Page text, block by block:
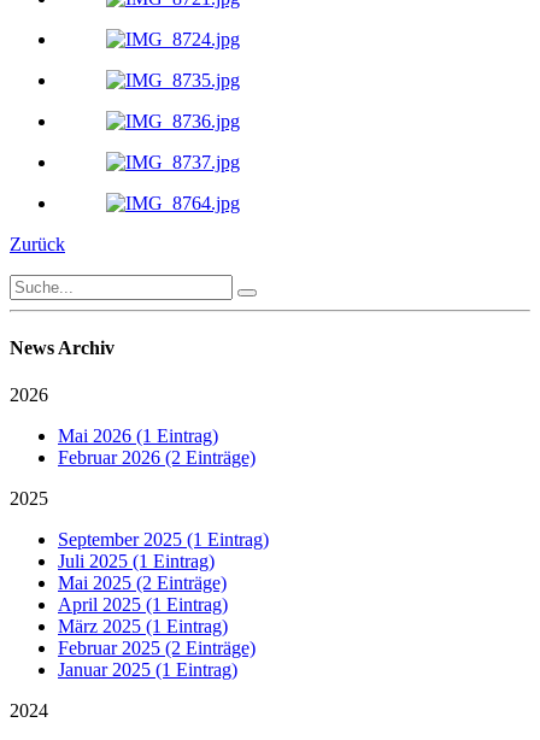
Zurück
News Archiv
2026
Mai 2026 (1 Eintrag)
Februar 2026 (2 Einträge)
2025
September 2025 (1 Eintrag)
Juli 2025 (1 Eintrag)
Mai 2025 (2 Einträge)
April 2025 (1 Eintrag)
März 2025 (1 Eintrag)
Februar 2025 (2 Einträge)
Januar 2025 (1 Eintrag)
2024